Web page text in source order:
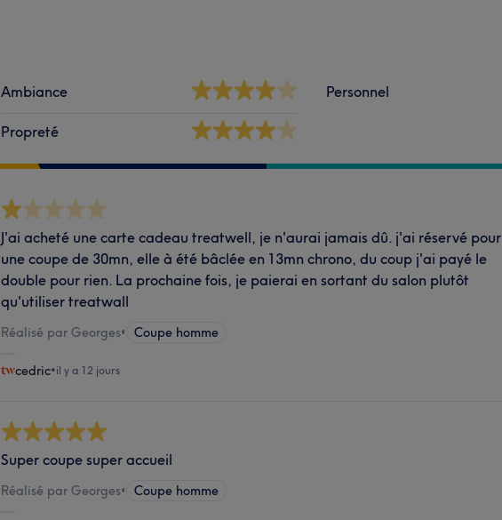
Ambiance
Propreté
Personnel
J'ai acheté une carte cadeau treatwell, je n'aurai jamais dû. j'ai réservé pour
une coupe de 30mn, elle à été bâclée en 13mn chrono, du coup j'ai payé le
double pour rien. La prochaine fois, je paierai en sortant du salon plutôt
qu'utiliser treatwall
Réalisé par Georges• Coupe homme
cedric•il y a 12 jours
Super coupe super accueil
Réalisé par Georges• Coupe homme